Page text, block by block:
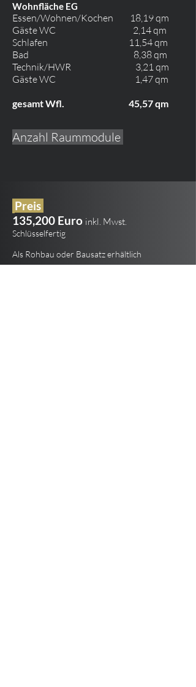
Wohnfläche EG
Essen/Wohnen/Kochen 18,19 qm
Gäste WC 2,14 qm
Schlafen 11,54 qm
Bad 8,38 qm
Technik/HWR 3,21 qm
Gäste WC 1,47 qm
gesamt Wfl. 45,57 qm
Anzahl Raummodule
Preis
135,200 Euro inkl. Mwst.
Schlüsselfertig
Als Rohbau oder Bausatz erhältlich